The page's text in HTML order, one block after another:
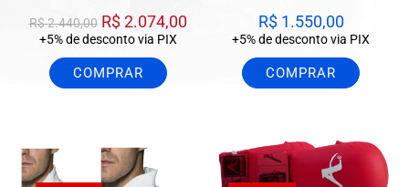
R$2.440,00 R$2.074,00
+5% de desconto via PIX
COMPRAR
R$1.550,00
+5% de desconto via PIX
COMPRAR